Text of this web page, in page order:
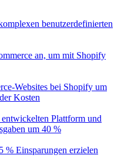
benutzerdefinierten
an, um mit Shopify
Websites bei Shopify um
Kosten
Plattform und
um 40 %
% Einsparungen erzielen